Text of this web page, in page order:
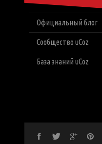
Официальный блог
Сообщество uCoz
База знаний uCoz